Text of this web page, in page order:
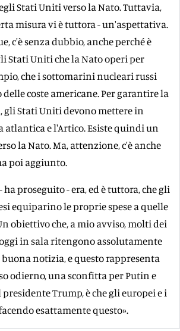
Stati Uniti verso la Nato. Tuttavia,
misura vi è tuttora - un'aspettativa.
c'è senza dubbio, anche perché è
Stati Uniti che la Nato operi per
che i sottomarini nucleari russi
coste americane. Per garantire la
gli Stati Uniti devono mettere in
atlantica e l'Artico. Esiste quindi un
la Nato. Ma, attenzione, c'è anche
poi aggiunto.
ha proseguito - era, ed è tuttora, che gli
equiparino le proprie spese a quelle
obiettivo che, a mio avviso, molti dei
in sala ritengono assolutamente
buona notizia, e questo rappresenta
odierno, una sconfitta per Putin e
Trump, è che gli europei e i
esattamente questo».